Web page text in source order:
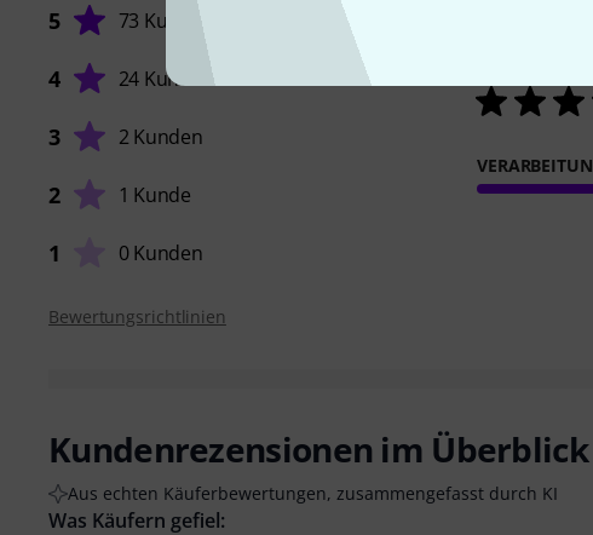
5 73 Kunden
4 24 Kunden
3 2 Kunden
2 1 Kunde
1 0 Kunden
Bewertungsrichtlinien
Kundenrezensionen im Überblick
Aus echten Käuferbewertungen, zusammengefasst durch KI
Was Käufern gefiel: